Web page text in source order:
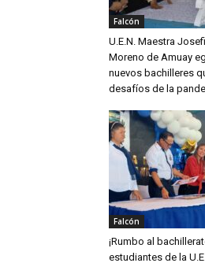
Falcón
U.E.N. Maestra
Moreno de Amuay
nuevos bachilleres
desafíos de la
Falcón
¡Rumbo al
estudiantes de la